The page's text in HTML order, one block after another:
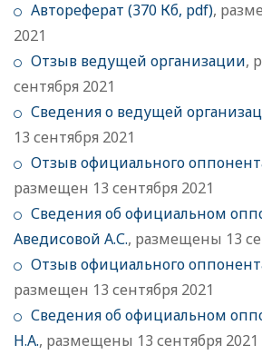
Автореферат (370 Кб, pdf),
2021
Отзыв ведущей организации,
сентября 2021
Сведения о ведущей
13 сентября 2021
Отзыв официального
размещен 13 сентября 2021
Сведения об официальном
Аведисовой А.С., размещены 13
Отзыв официального
размещен 13 сентября 2021
Сведения об официальном
Н.А., размещены 13 сентября 2021